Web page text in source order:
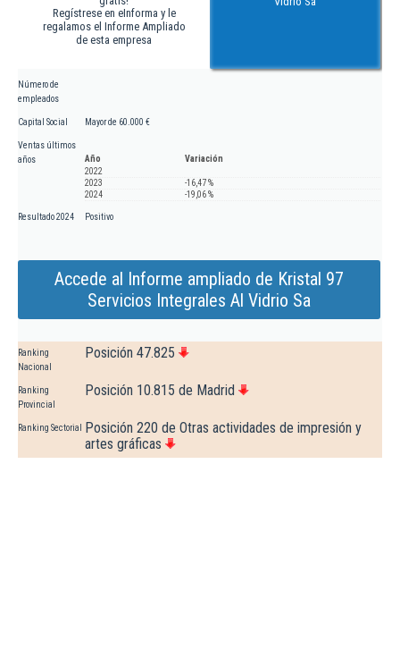
Regístrese en eInforma y le
regalamos el Informe Ampliado
de esta empresa
Número de
empleados
Capital Social Mayor de 60.000 €
Ventas últimos
años
Año
Variación
2022
2023
-16,47 %
2024
-19,06 %
Resultado 2024 Positivo
Accede al Informe ampliado de Kristal 97
Servicios Integrales Al Vidrio Sa
Ranking
Nacional
Posición 47.825
Ranking
Provincial
Posición 10.815 de Madrid
Ranking Sectorial
Posición 220 de Otras actividades de impresión y
artes gráficas